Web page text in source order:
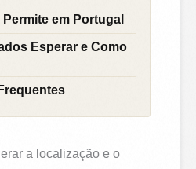
Permite em Portugal
Esperar e Como
a localização e o